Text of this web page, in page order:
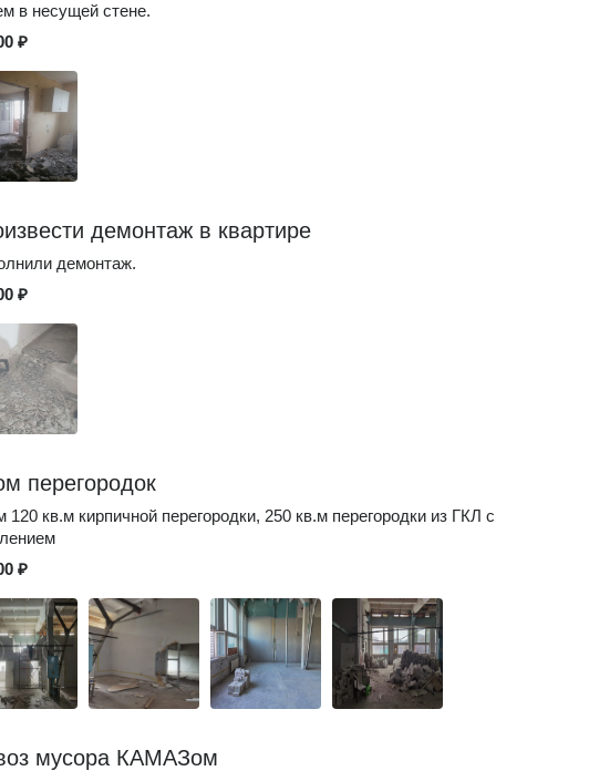
в несущей стене.
₽
демонтаж в квартире
демонтаж.
₽
перегородок
120 кв.м кирпичной перегородки, 250 кв.м перегородки из ГКЛ с
₽
мусора КАМАЗом